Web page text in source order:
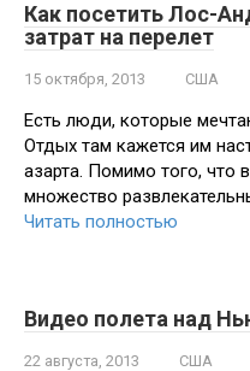
Как посетить Лос-
затрат на перелет
15 октября, 2013 США
Есть люди, которые
Отдых там кажется им
азарта. Помимо того, что
множество
Читать полностью
Видео полета над
22 августа, 2013 США